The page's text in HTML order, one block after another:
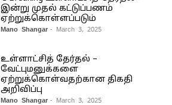
இன்று முதல் கட்டுப்பணம்
ஏற்றுக்கொள்ளப்படும்
Mano Shangar - March 3, 2025
உள்ளாட்சித் தேர்தல் –
வேட்புமனுக்களை
ஏற்றுக்கொள்வதற்கான திகதி
அறிவிப்பு
Mano Shangar - March 3, 2025